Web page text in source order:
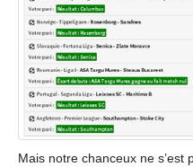
Mais notre chanceux ne s’est